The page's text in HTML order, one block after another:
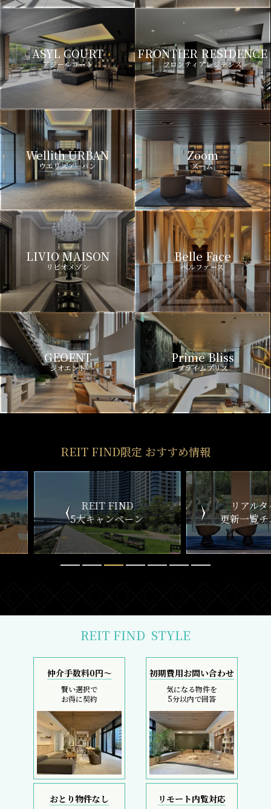
ASYL COURT
アジールコート
FRONTIER RESIDENCE
フロンティアレジデンス
Wellith URBAN
ウエリスアーバン
Zoom
ズーム
LIVIO MAISON
リビオメゾン
Belle Face
ベルファース
GEOENT
ジオエント
Prime Bliss
プライムブリス
REIT FIND限定 おすすめ情報
ン
リアルタイム
更新一覧チェック
新
REIT FIND STYLE
仲介手数料0円～
賢い選択で
お得に契約
初期費用お問い合わせ
気になる物件を
5分以内で回答
おとり物件なし リモート内覧対応